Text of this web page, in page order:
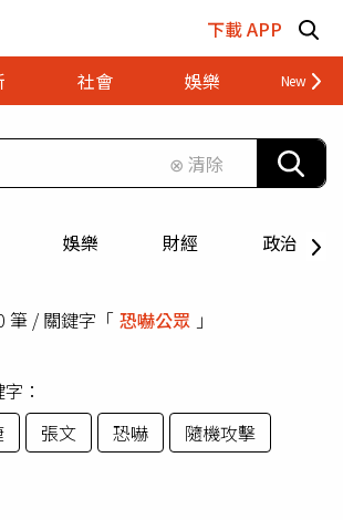
下載 APP
社會 娛樂 財經
⊗ 清除
娛樂 財經 政治
筆 / 關鍵字「 恐嚇公眾 」
：
張文 恐嚇 隨機攻擊